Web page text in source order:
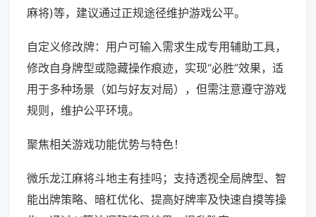
麻将)等，建议通过正规途径维护游戏公平。
自定义修改牌：用户可输入需求生成专用辅助工具，
修改自身牌型或隐藏操作痕迹，实现“必胜”效果，适
用于多种场景（如与好友对局），但需注意遵守游戏
规则，维护公平环境。
聚焦相关游戏功能优势与特色！
微乐龙江麻将斗地主有挂吗；支持透视全局牌型、智
能出牌策略、暗杠优化、提高好牌率及快速自摸等操